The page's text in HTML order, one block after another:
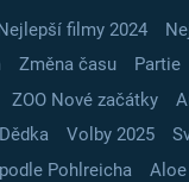
filmy 2024
Změna času Partie
ZOO Nové začátky
Volby 2025
Pohlreicha